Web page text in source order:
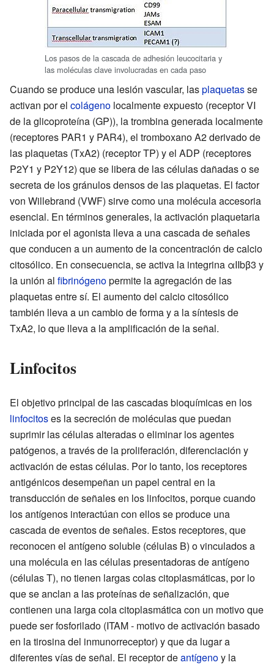
Los pasos de la cascada de adhesión leucocitaria y
las moléculas clave involucradas en cada paso
Cuando se produce una lesión vascular, lasplaquetasse
activan por el colágeno localmente expuesto (receptor VI
de la glicoproteína (GP)), la trombina generada localmente
(receptores PAR1 y PAR4), el tromboxano A2 derivado de
las plaquetas (TxA2) (receptor TP) y el ADP (receptores
P2Y1 y P2Y12) que se libera de las células dañadas o se
secreta de los gránulos densos de las plaquetas. El factor
von Willebrand (VWF) sirve como una molécula accesoria
esencial. En términos generales, la activación plaquetaria
iniciada por el agonista lleva a una cascada de señales
que conducen a un aumento de la concentración de calcio
citosólico. En consecuencia, se activa la integrina αIIbβ3 y
la unión al fibrinógenopermite la agregación de las
plaquetas entre sí. El aumento del calcio citosólico
también lleva a un cambio de forma y a la síntesis de
TxA2, lo que lleva a la amplificación de la señal.
Linfocitos
El objetivo principal de las cascadas bioquímicas en los
linfocitoses la secreción de moléculas que puedan
suprimir las células alteradas o eliminar los agentes
patógenos, a través de la proliferación, diferenciación y
activación de estas células. Por lo tanto, los receptores
antigénicos desempeñan un papel central en la
transducción de señales en los linfocitos, porque cuando
los antígenos interactúan con ellos se produce una
cascada de eventos de señales. Estos receptores, que
reconocen el antígeno soluble (células B) o vinculados a
una molécula en las células presentadoras de antígeno
(células T), no tienen largas colas citoplasmáticas, por lo
que se anclan a las proteínas de señalización, que
contienen una larga cola citoplasmática con un motivo que
puede ser fosforilado (ITAM - motivo de activación basado
en la tirosina del inmunorreceptor) y que da lugar a
diferentes vías de señal. El receptor deantígenoy la